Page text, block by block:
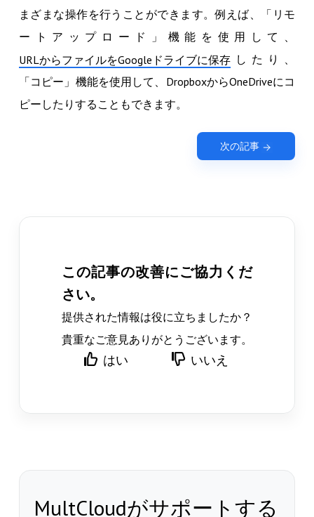
まざまな操作を行うことができます。例えば、「リモ
ートアップロード」機能を使用して、
URLからファイルをGoogleドライブに保存したり、
「コピー」機能を使用して、DropboxからOneDriveにコ
ピーしたりすることもできます。
次の記事
この記事の改善にご協力くだ
さい。
提供された情報は役に立ちましたか？
貴重なご意見ありがとうございます。
はい いいえ
MultCloudがサポートする